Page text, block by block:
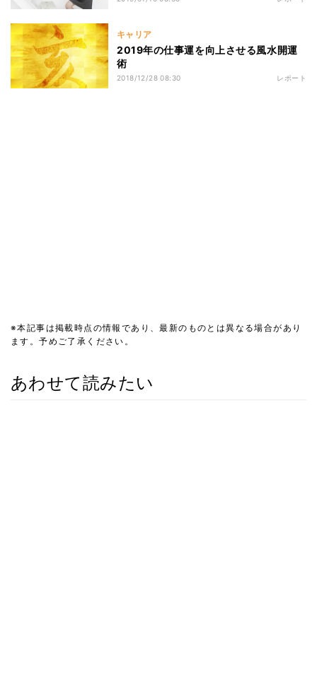
キャリア
2019年の仕事運を向上させる風水開運
術
2018/12/28 08:30 レポート
※本記事は掲載時点の情報であり、最新のものとは異なる場合があり
ます。予めご了承ください。
あわせて読みたい